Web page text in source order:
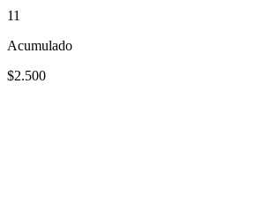
11
Acumulado
$2.500